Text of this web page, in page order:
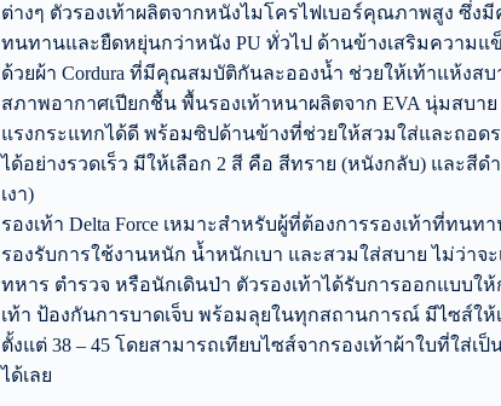
ต่างๆ ตัวรองเท้าผลิตจากหนังไมโครไฟเบอร์คุณภาพสูง ซึ่งมี
ทนทานและยืดหยุ่นกว่าหนัง PU ทั่วไป ด้านข้างเสริมความแ
ด้วยผ้า Cordura ที่มีคุณสมบัติกันละอองน้ำ ช่วยให้เท้าแห้งส
สภาพอากาศเปียกชื้น พื้นรองเท้าหนาผลิตจาก EVA นุ่มสบา
แรงกระแทกได้ดี พร้อมซิปด้านข้างที่ช่วยให้สวมใส่และถอดร
ได้อย่างรวดเร็ว มีให้เลือก 2 สี คือ สีทราย (หนังกลับ) และสีด
เงา)
รองเท้า Delta Force เหมาะสำหรับผู้ที่ต้องการรองเท้าที่ทนท
รองรับการใช้งานหนัก น้ำหนักเบา และสวมใส่สบาย ไม่ว่าจะ
ทหาร ตำรวจ หรือนักเดินป่า ตัวรองเท้าได้รับการออกแบบใ
เท้า ป้องกันการบาดเจ็บ พร้อมลุยในทุกสถานการณ์ มีไซส์ให้
ตั้งแต่ 38 – 45 โดยสามารถเทียบไซส์จากรองเท้าผ้าใบที่ใส่เป็
ได้เลย